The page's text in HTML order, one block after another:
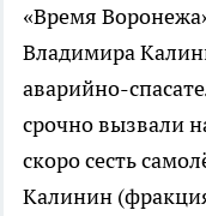
«Время
Владимира
аварийно-
срочно вызвали
скоро сесть
Калинин